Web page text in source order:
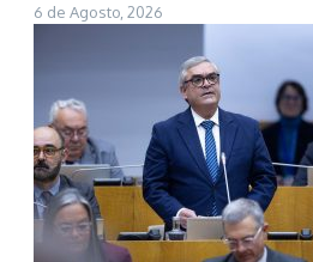
6 de Agosto, 2026